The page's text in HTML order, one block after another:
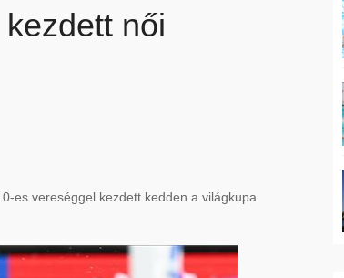
női
es vereséggel kezdett kedden a világkupa